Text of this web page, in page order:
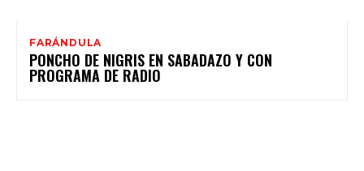
FARÁNDULA
PONCHO DE NIGRIS EN SABADAZO Y CON
PROGRAMA DE RADIO